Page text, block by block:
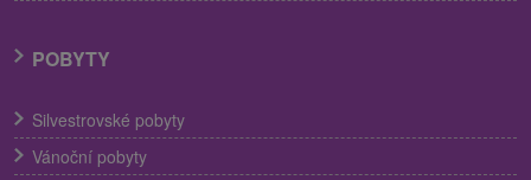
POBYTY
Silvestrovské pobyty
Vánoční pobyty